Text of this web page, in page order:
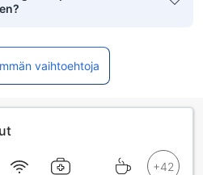
vaihtoehtoja